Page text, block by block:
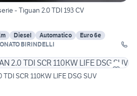
- Tiguan 2.0 TDI 193 CV
Diesel Automatico
Euro 6e
BIRINDELLI
SCR 110KW LIFE DSG SUV